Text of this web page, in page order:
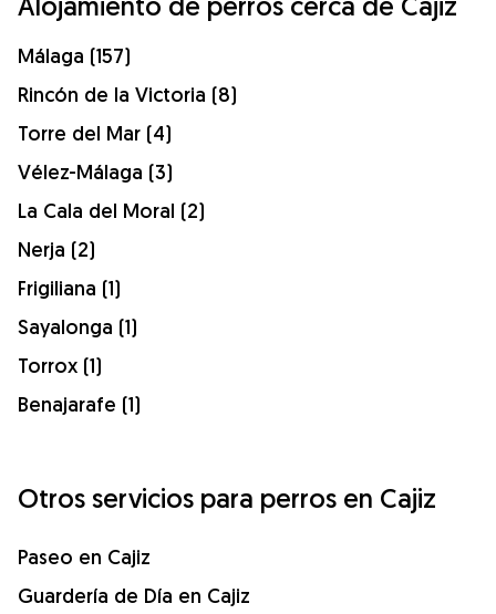
Málaga (157)
Rincón de la Victoria (8)
Torre del Mar (4)
Vélez-Málaga (3)
La Cala del Moral (2)
Nerja (2)
Frigiliana (1)
Sayalonga (1)
Torrox (1)
Benajarafe (1)
Otros servicios para perros en Cajiz
Paseo en Cajiz
Guardería de Día en Cajiz